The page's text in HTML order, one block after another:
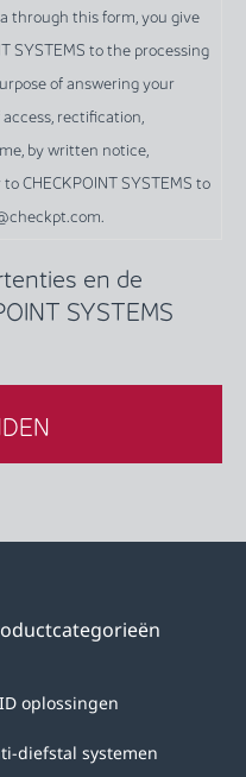
through this form, you give
SYSTEMS to the processing
of answering your
rectification,
by written notice,
CHECKPOINT SYSTEMS to
en de
SYSTEMS
oplossingen
diefstal systemen